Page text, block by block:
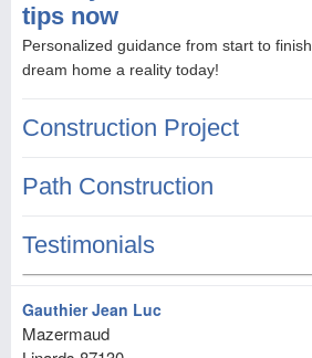
Gauthier Jean Luc
Mazermaud